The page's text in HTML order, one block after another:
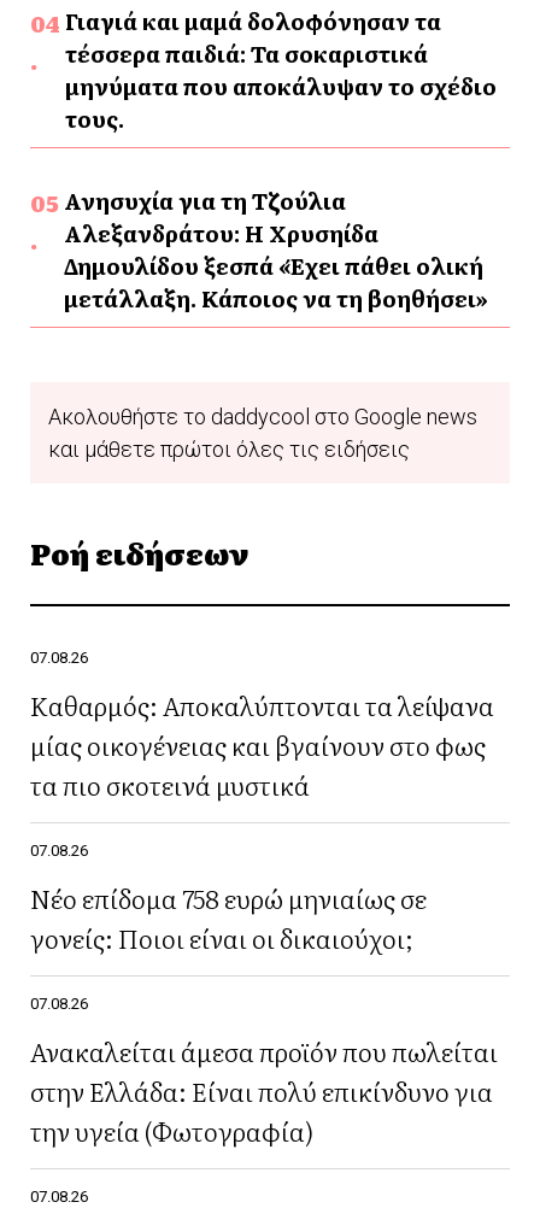
Γιαγιά και μαμά δολοφόνησαν τα
τέσσερα παιδιά: Τα σοκαριστικά
μηνύματα που αποκάλυψαν το σχέδιο
τους.
Ανησυχία για τη Τζούλια
Αλεξανδράτου: Η Χρυσηίδα
Δημουλίδου ξεσπά «Έχει πάθει ολική
μετάλλαξη. Κάποιος να τη βοηθήσει»
Ακολουθήστε το daddycool στο Google news
και μάθετε πρώτοι όλες τις ειδήσεις
Ροή ειδήσεων
07.08.26
Καθαρμός: Αποκαλύπτονται τα λείψανα
μίας οικογένειας και βγαίνουν στο φως
τα πιο σκοτεινά μυστικά
07.08.26
Νέο επίδομα 758 ευρώ μηνιαίως σε
γονείς: Ποιοι είναι οι δικαιούχοι;
07.08.26
Ανακαλείται άμεσα προϊόν που πωλείται
στην Ελλάδα: Είναι πολύ επικίνδυνο για
την υγεία (Φωτογραφία)
07.08.26